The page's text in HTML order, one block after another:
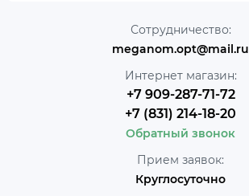
Сотрудничество:
meganom.opt@mail.ru
Интернет магазин:
+7 909-287-71-72
+7 (831) 214-18-20
Обратный звонок
Прием заявок:
Круглосуточно